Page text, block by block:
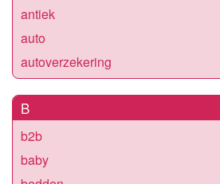
antiek
auto
autoverzekering
B
b2b
baby